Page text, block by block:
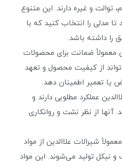
توالت و غیره دارند. این متنوع
مدلی را انتخاب کنید که با
را داشته باشد.
معمولاً ضمانت برای محصولات
از کیفیت محصول و تعهد
یا تعمیر اطمینان دهد.
عملکرد مطلوبی دارند و
آنها از نظر نشت و روانکاری
شیرالات علاالدین از مواد
و نیکل تولید می‌شوند. این مواد